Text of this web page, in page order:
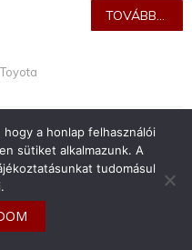
TOVÁBB...
Toyota
Klub Magyarország
a honlap felhasználói
sütiket alkalmazunk. A
tudomásul